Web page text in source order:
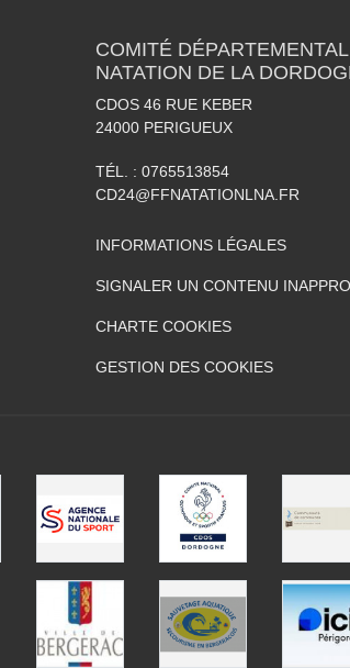
COMITÉ
NATATION DE LA
CDOS 46 RUE KEBER
24000 PERIGUEUX
TÉL. : 0765513854
CD24@FFNATATIONLNA.FR
INFORMATIONS LÉGALES
SIGNALER UN CONTENU
CHARTE COOKIES
GESTION DES COOKIES